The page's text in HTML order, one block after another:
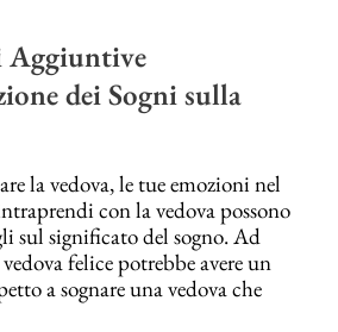
Aggiuntive
dei Sogni sulla
la vedova, le tue emozioni nel
con la vedova possono
sul significato del sogno. Ad
felice potrebbe avere un
a sognare una vedova che